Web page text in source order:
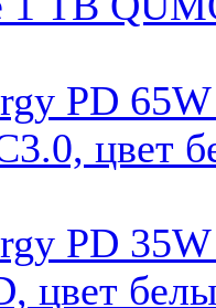
PD
цвет
PD
цвет